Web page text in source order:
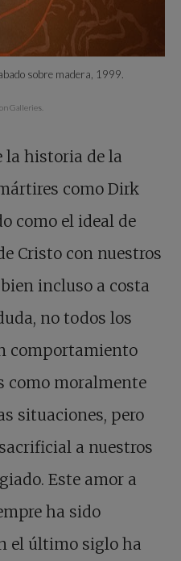
sobre madera, 1999.
Galleries.
la historia de la
como Dirk
como el ideal de
Cristo con nuestros
incluso a costa
no todos los
comportamiento
como moralmente
situaciones, pero
a nuestros
Este amor a
ha sido
el último siglo ha